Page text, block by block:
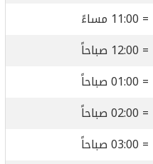
= 11:00 مساءً
= 12:00 صباحاً
= 01:00 صباحاً
= 02:00 صباحاً
= 03:00 صباحاً